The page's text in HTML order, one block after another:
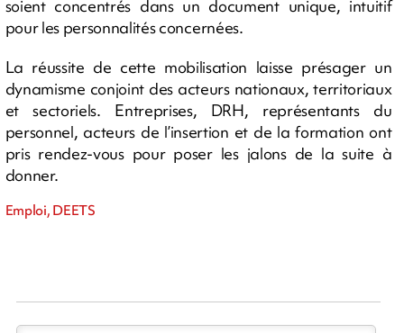
soient concentrés dans un document unique, intuitif
pour les personnalités concernées.
La réussite de cette mobilisation laisse présager un
dynamisme conjoint des acteurs nationaux, territoriaux
et sectoriels. Entreprises, DRH, représentants du
personnel, acteurs de l’insertion et de la formation ont
pris rendez-vous pour poser les jalons de la suite à
donner.
Emploi, DEETS